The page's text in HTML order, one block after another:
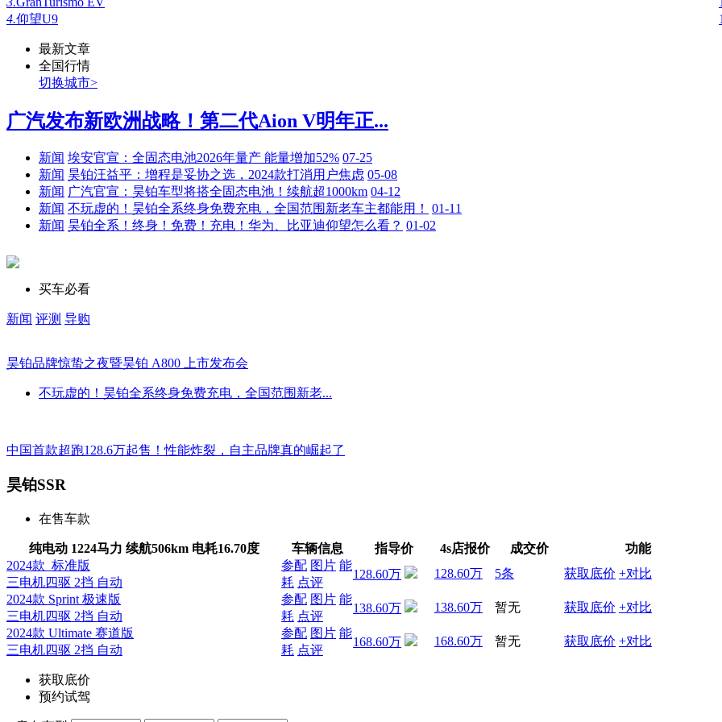
4.仰望U9
最新文章
全国行情
切换城市>
广汽发布新欧洲战略！第二代Aion V明年正...
新闻 埃安官宣：全固态电池2026年量产 能量增加52% 07-25
新闻 昊铂汪益平：增程是妥协之选，2024款打消用户焦虑 05-08
新闻 广汽官宣：昊铂车型将搭全固态电池！续航超1000km 04-12
新闻 不玩虚的！昊铂全系终身免费充电，全国范围新老车主都能用！
01-11
新闻 昊铂全系！终身！免费！充电！华为、比亚迪仰望怎么看？ 01-02
买车必看
新闻 评测 导购
昊铂品牌惊蛰之夜暨昊铂 A800 上市发布会
不玩虚的！昊铂全系终身免费充电，全国范围新老...
中国首款超跑128.6万起售！性能炸裂，自主品牌真的崛起了
昊铂SSR
在售车款
纯电动 1224马力 续航506km 电耗16.70度 车辆信息 指导价 4s店报价 成交价
功能
2024款 标准版
三电机四驱 2挡 自动
参配 图片 能
耗 点评
128.60万 128.60万 5条 获取底价 +对比
2024款 Sprint 极速版
三电机四驱 2挡 自动
参配 图片 能
耗 点评
138.60万 138.60万 暂无 获取底价 +对比
2024款 Ultimate 赛道版
三电机四驱 2挡 自动
参配 图片 能
耗 点评
168.60万 168.60万 暂无 获取底价 +对比
获取底价
预约试驾